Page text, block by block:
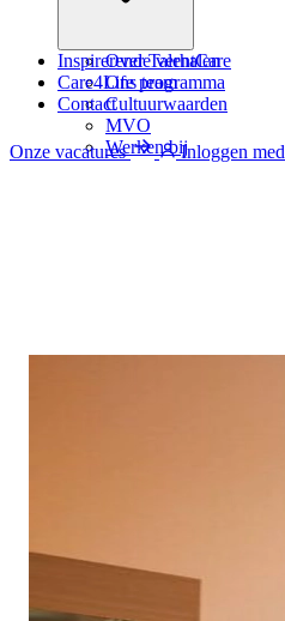
Over TalentCare
Ons team
Cultuurwaarden
MVO
Werken bij
Inspirerende verhalen
Care4Life programma
Contact
Onze vacatures Inloggen